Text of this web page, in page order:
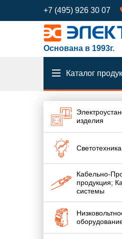
+7 (495) 926 30 07
Основана в 1993г.
Каталог
изделия
Светотехника
Кабельно-
продукция;
системы